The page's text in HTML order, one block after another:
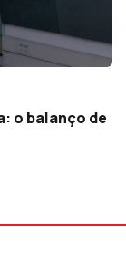
o balanço de